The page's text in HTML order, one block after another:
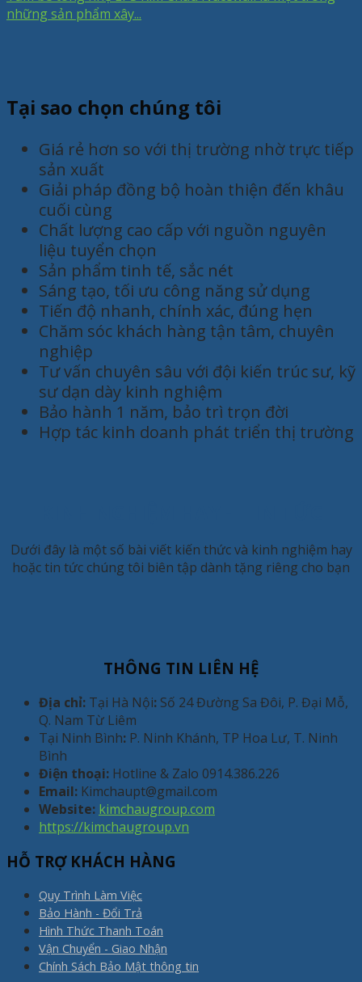
những sản phẩm xây...
Tại sao chọn chúng tôi
Giá rẻ hơn so với thị trường nhờ trực tiếp
sản xuất
Giải pháp đồng bộ hoàn thiện đến khâu
cuối cùng
Chất lượng cao cấp với nguồn nguyên
liệu tuyển chọn
Sản phẩm tinh tế, sắc nét
Sáng tạo, tối ưu công năng sử dụng
Tiến độ nhanh, chính xác, đúng hẹn
Chăm sóc khách hàng tận tâm, chuyên
nghiệp
Tư vấn chuyên sâu với đội kiến trúc sư, kỹ
sư dạn dày kinh nghiệm
Bảo hành 1 năm, bảo trì trọn đời
Hợp tác kinh doanh phát triển thị trường
Dưới đây là một số bài viết kiến thức và kinh nghiệm hay
hoặc tin tức chúng tôi biên tập dành tặng riêng cho bạn
THÔNG TIN LIÊN HỆ
Địa chỉ: Tại Hà Nội: Số 24 Đường Sa Đôi, P. Đại Mỗ,
Q. Nam Từ Liêm
Tại Ninh Bình: P. Ninh Khánh, TP Hoa Lư, T. Ninh
Bình
Điện thoại: Hotline & Zalo 0914.386.226
Email: Kimchaupt@gmail.com
Website: kimchaugroup.com
https://kimchaugroup.vn
HỖ TRỢ KHÁCH HÀNG
Quy Trình Làm Việc
Bảo Hành - Đổi Trả
Hình Thức Thanh Toán
Vận Chuyển - Giao Nhận
Chính Sách Bảo Mật thông tin